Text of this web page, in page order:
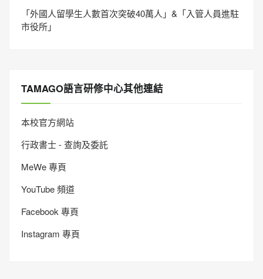
「外國人留學生人數首次突破40萬人」&「入管人員進駐
市役所」
TAMAGO語言研修中心其他連結
本校官方網站
行政書士 - 查詢及委託
MeWe 專頁
YouTube 頻道
Facebook 專頁
Instagram 專頁